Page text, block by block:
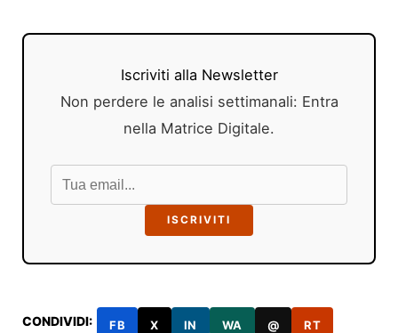
Iscriviti alla Newsletter
Non perdere le analisi settimanali: Entra
nella Matrice Digitale.
ISCRIVITI
CONDIVIDI: FB X IN WA @ RT